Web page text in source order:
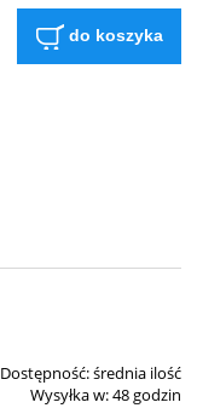
do koszyka
Dostępność:średnia ilość
Wysyłka w:48 godzin